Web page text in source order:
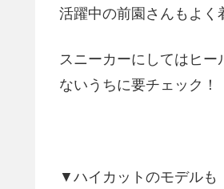
活躍中の前園さんもよく
スニーカーにしてはヒ
ないうちに要チェック！
▼ハイカットのモデルも